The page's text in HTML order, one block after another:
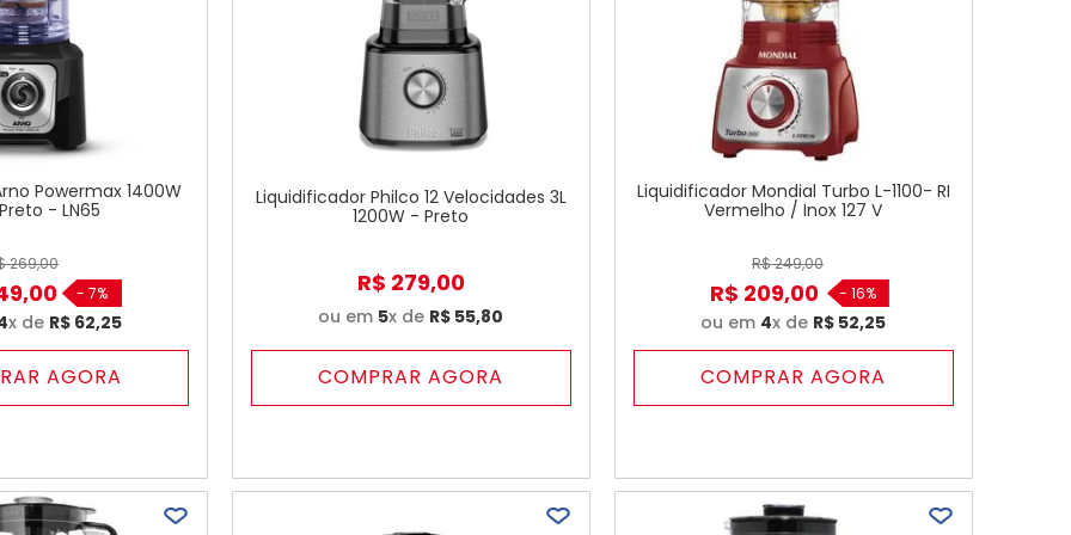
Powermax 1400W
- LN65
269,00
,00 - 7%
x de R$ 62,25
AGORA
Liquidificador Philco 12 Velocidades 3L
1200W - Preto
R$ 279,00
ou em 5x de R$ 55,80
COMPRAR AGORA
Liquidificador Mondial Turbo L-1100- RI
Vermelho / Inox 127 V
R$249,00
R$ 209,00 -16%
ou em 4x de R$ 52,25
COMPRAR AGORA